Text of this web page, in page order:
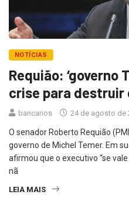
NOTÍCIAS
Requião: ‘governo
crise para destruir
bancarios 24 de agosto de
O senador Roberto Requião
governo de Michel Temer. Em
afirmou que o executivo “se
nã
LEIA MAIS